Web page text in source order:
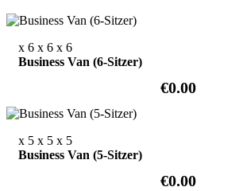
x 6 x 6 x 6
Business Van (6-Sitzer)
€0.00
x 5 x 5 x 5
Business Van (5-Sitzer)
€0.00